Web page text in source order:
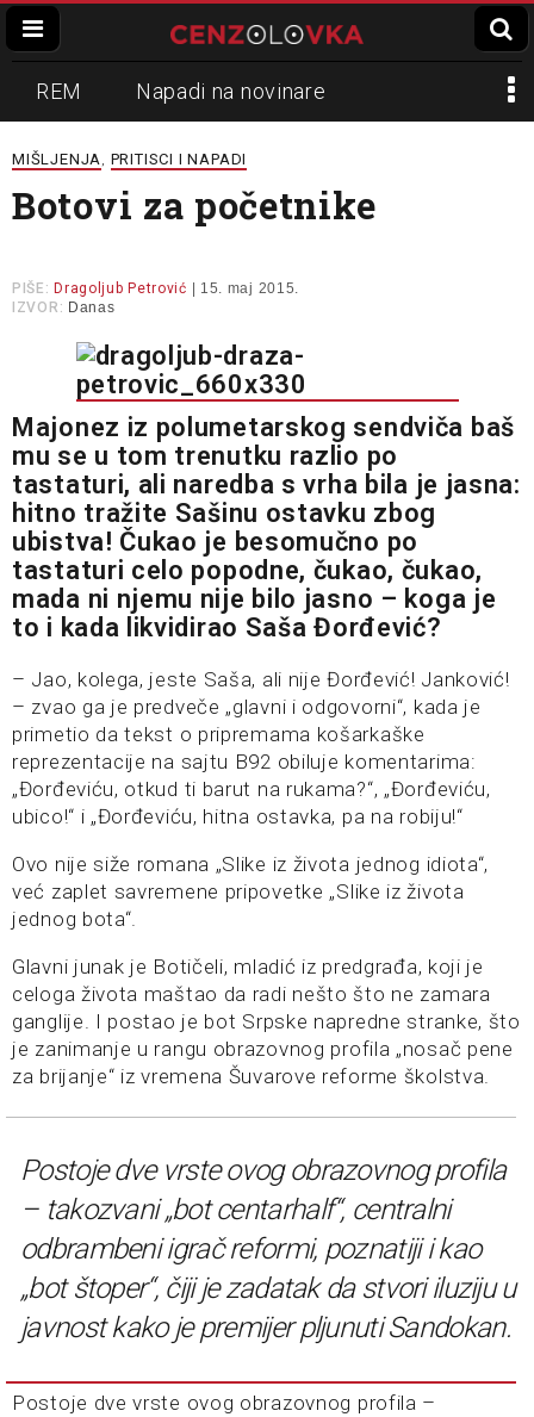
REM Napadi na novinare
Zvučni top Crna Gora
Propaganda Lokalni mediji
MIŠLJENJA, PRITISCI I NAPADI
Botovi za početnike
PIŠE: Dragoljub Petrović | 15. maj 2015.
IZVOR: Danas
Majonez iz polumetarskog sendviča baš
mu se u tom trenutku razlio po
tastaturi, ali naredba s vrha bila je jasna:
hitno tražite Sašinu ostavku zbog
ubistva! Čukao je besomučno po
tastaturi celo popodne, čukao, čukao,
mada ni njemu nije bilo jasno – koga je
to i kada likvidirao Saša Đorđević?
– Jao, kolega, jeste Saša, ali nije Đorđević! Janković!
– zvao ga je predveče „glavni i odgovorni“, kada je
primetio da tekst o pripremama košarkaške
reprezentacije na sajtu B92 obiluje komentarima:
„Đorđeviću, otkud ti barut na rukama?“, „Đorđeviću,
ubico!“ i „Đorđeviću, hitna ostavka, pa na robiju!“
Ovo nije siže romana „Slike iz života jednog idiota“,
već zaplet savremene pripovetke „Slike iz života
jednog bota“.
Glavni junak je Botičeli, mladić iz predgrađa, koji je
celoga života maštao da radi nešto što ne zamara
ganglije. I postao je bot Srpske napredne stranke, što
je zanimanje u rangu obrazovnog profila „nosač pene
za brijanje“ iz vremena Šuvarove reforme školstva.
Postoje dve vrste ovog obrazovnog profila
– takozvani „bot centarhalf“, centralni
odbrambeni igrač reformi, poznatiji i kao
„bot štoper“, čiji je zadatak da stvori iluziju u
javnost kako je premijer pljunuti Sandokan.
Postoje dve vrste ovog obrazovnog profila –